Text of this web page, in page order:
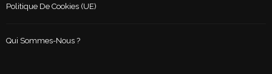
Politique De Cookies (UE)
Qui Sommes-Nous ?